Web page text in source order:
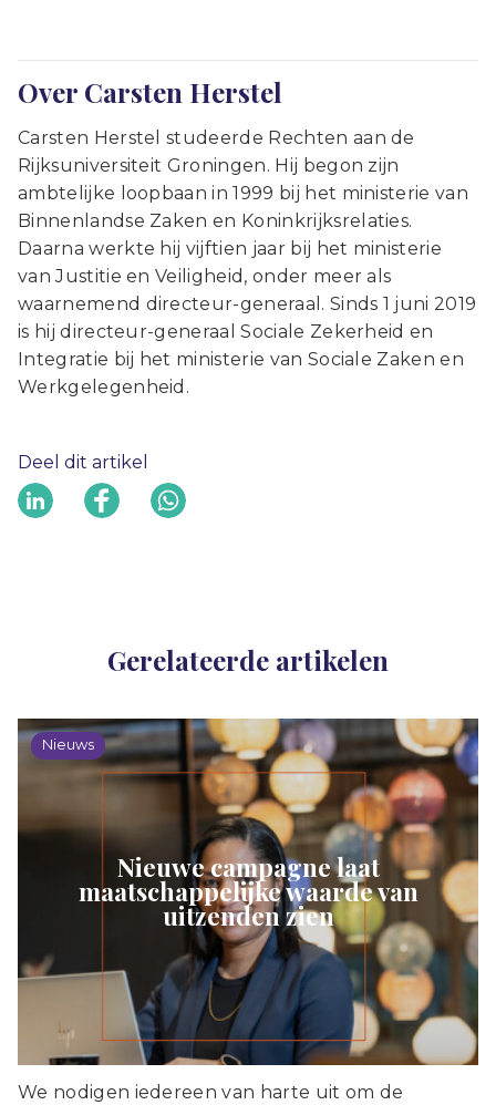
Over Carsten Herstel
Carsten Herstel studeerde Rechten aan de
Rijksuniversiteit Groningen. Hij begon zijn
ambtelijke loopbaan in 1999 bij het ministerie van
Binnenlandse Zaken en Koninkrijksrelaties.
Daarna werkte hij vijftien jaar bij het ministerie
van Justitie en Veiligheid, onder meer als
waarnemend directeur-generaal. Sinds 1 juni 2019
is hij directeur-generaal Sociale Zekerheid en
Integratie bij het ministerie van Sociale Zaken en
Werkgelegenheid.
Deel dit artikel
Gerelateerde artikelen
Nieuws
Nieuwe campagne laat
maatschappelijke waarde van
uitzenden zien
We nodigen iedereen van harte uit om de